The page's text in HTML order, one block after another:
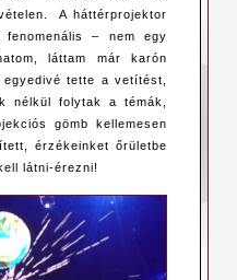
A háttérprojektor
– nem egy
láttam már karón
tette a vetítést,
nélkül folytak a témák,
gömb kellemesen
érzékeinket őrületbe
látni-érezni!